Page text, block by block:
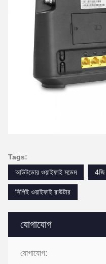
যোগাযোগ
যোগাযোগ:
Tags:
আউটডোর ওয়াইফাই মডেম
4জি
সিপিই ওয়াইফাই রাউটার